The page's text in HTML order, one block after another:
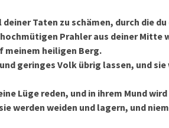
Taten zu schämen, durch die
Prahler aus deiner Mitte
meinem heiligen Berg.
geringes Volk übrig lassen, und sie
Lüge reden, und in ihrem Mund
werden weiden und lagern, und